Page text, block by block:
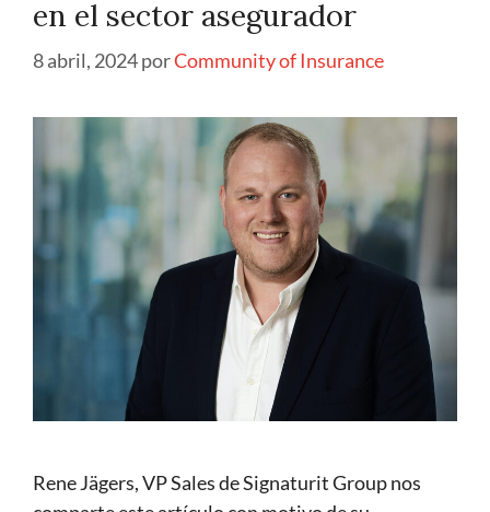
en el sector asegurador
8 abril, 2024porCommunity of Insurance
Rene Jägers, VP Sales de Signaturit Group nos